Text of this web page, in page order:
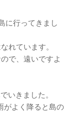
に行ってきまし
れています。
で、遠いですよ
いきました。
がよく降ると島の